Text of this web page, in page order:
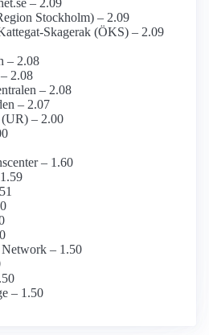
– 2.09
Stockholm) – 2.09
Skagerak (ÖKS) – 2.09
– 2.08
2.08
– 2.08
– 2.07
– 2.00
– 1.60
– 1.50
– 1.50